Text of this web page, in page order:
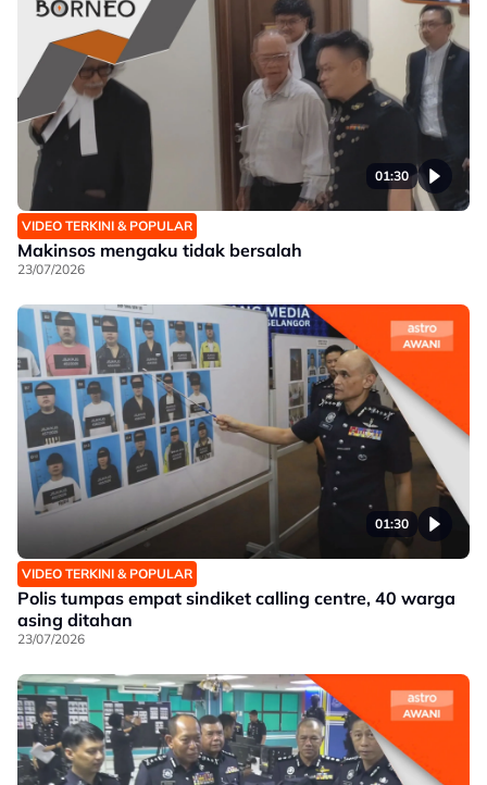
01:30
VIDEO TERKINI & POPULAR
Makinsos mengaku tidak bersalah
23/07/2026
01:30
VIDEO TERKINI & POPULAR
Polis tumpas empat sindiket calling centre, 40 warga
asing ditahan
23/07/2026